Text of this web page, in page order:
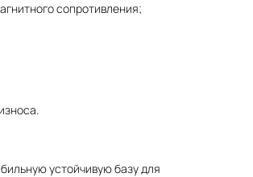
сопротивления;
устойчивую базу для